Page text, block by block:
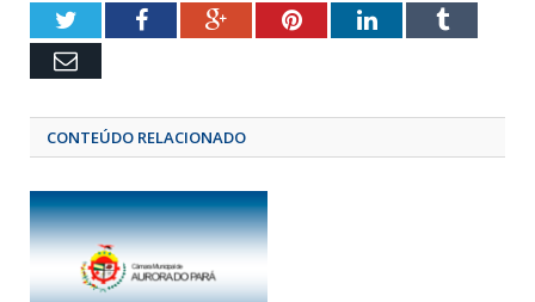
TwitterFacebookGoogle+PinterestLinkedInTumblr
Email
CONTEÚDO RELACIONADO